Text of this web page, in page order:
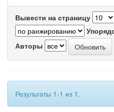
Вывести на страницу
Авторы
Результаты 1-1 из 1.